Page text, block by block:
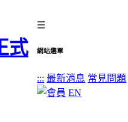
☰
網站選單
::: 最新消息 常見問題
EN